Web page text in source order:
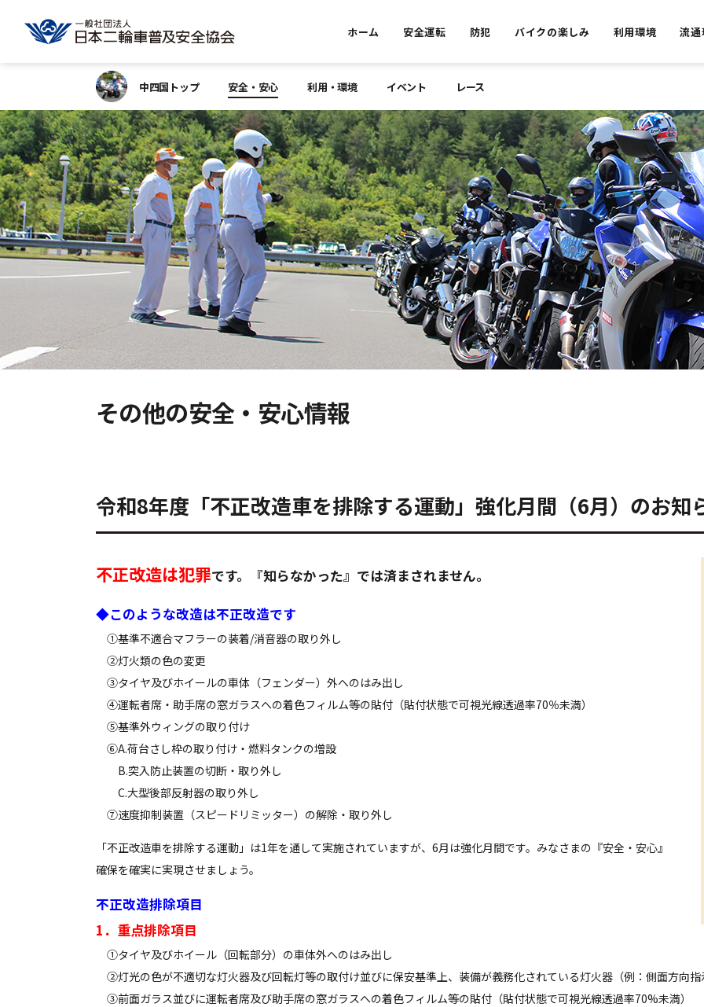
ホーム 安全運転 防犯 バイクの楽しみ 利用環境 流
中四国トップ 安全・安心 利用・環境 イベント レース
その他の安全・安心情報
令和8年度「不正改造車を排除する運動」強化月間（6月）のお知
不正改造は犯罪です。『知らなかった』では済まされません。
◆このような改造は不正改造です
①基準不適合マフラーの装着/消音器の取り外し
②灯火類の色の変更
③タイヤ及びホイールの車体（フェンダー）外へのはみ出し
④運転者席・助手席の窓ガラスへの着色フィルム等の貼付（貼付状態で可視光線透過率70％未満）
⑤基準外ウィングの取り付け
⑥A.荷台さし枠の取り付け・燃料タンクの増設
B.突入防止装置の切断・取り外し
C.大型後部反射器の取り外し
⑦速度抑制装置（スピードリミッター）の解除・取り外し
「不正改造車を排除する運動」は1年を通して実施されていますが、6月は強化月間です。みなさまの『安全・安心』
確保を確実に実現させましょう。
不正改造排除項目
1．重点排除項目
①タイヤ及びホイール（回転部分）の車体外へのはみ出し
②灯光の色が不適切な灯火器及び回転灯等の取付け並びに保安基準上、装備が義務化されている灯火器（例：側面方向指
③前面ガラス並びに運転者席及び助手席の窓ガラスへの着色フィルム等の貼付（貼付状態で可視光線透過率70%未満）